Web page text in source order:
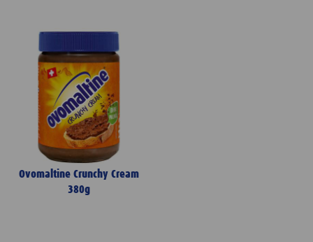
Ovomaltine Crunchy Cream
380g